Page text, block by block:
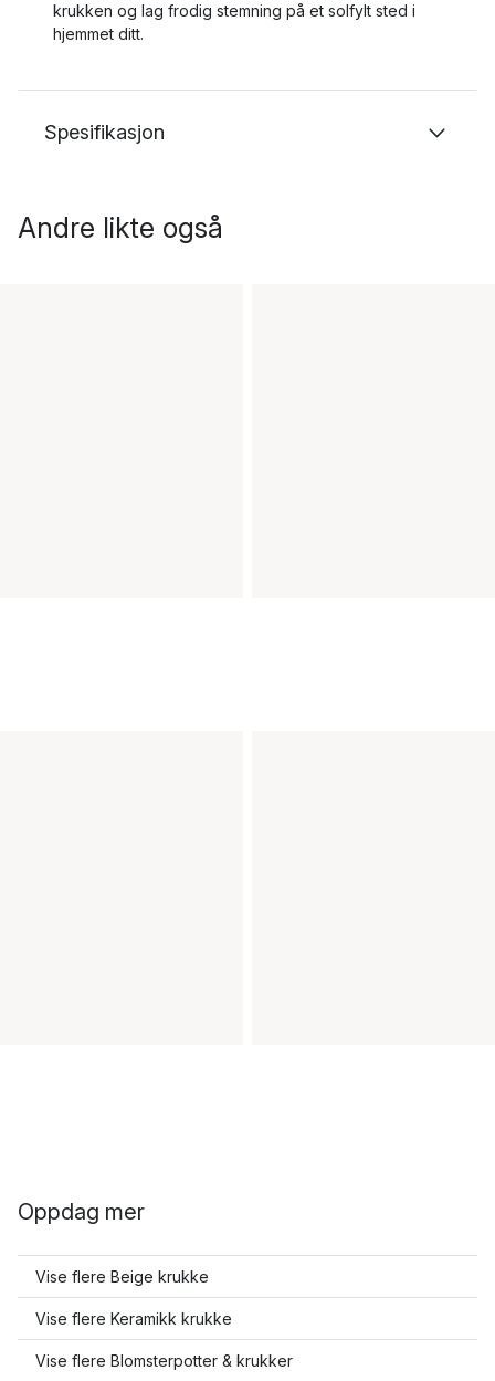
krukken og lag frodig stemning på et solfylt sted i
hjemmet ditt.
Spesifikasjon
Andre likte også
Oppdag mer
Vise flere Beige krukke
Vise flere Keramikk krukke
Vise flere Blomsterpotter & krukker